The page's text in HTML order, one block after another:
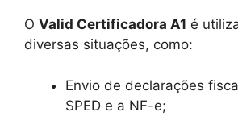
O Valid Certificadora A1 é
diversas situações, como:
Envio de declarações
SPED e a NF-e;